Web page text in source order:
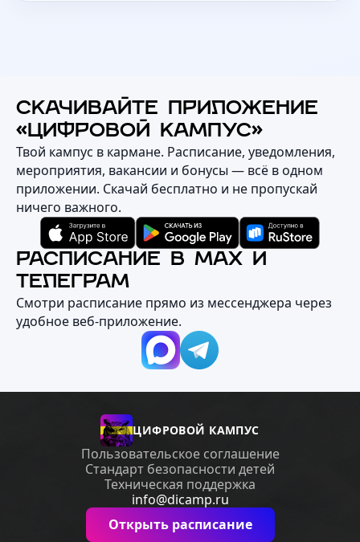
СКАЧИВАЙТЕ ПРИЛОЖЕНИЕ
«ЦИФРОВОЙ КАМПУС»
Твой кампус в кармане. Расписание, уведомления,
мероприятия, вакансии и бонусы — всё в одном
приложении. Скачай бесплатно и не пропускай
ничего важного.
РАСПИСАНИЕ В MAX И
ТЕЛЕГРАМ
Смотри расписание прямо из мессенджера через
удобное веб‑приложение.
ЦИФРОВОЙ КАМПУС
Пользовательское соглашение
Стандарт безопасности детей
Техническая поддержка
info@dicamp.ru
Открыть расписание